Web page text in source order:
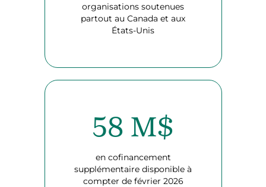
organisations soutenues
partout au Canada et aux
États-Unis
58 M$
en cofinancement
supplémentaire disponible à
compter de février 2026